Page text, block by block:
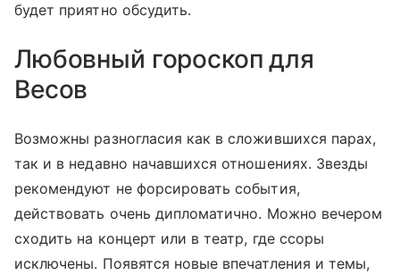
будет приятно обсудить.
Любовный гороскоп для
Весов
Возможны разногласия как в сложившихся парах,
так и в недавно начавшихся отношениях. Звезды
рекомендуют не форсировать события,
действовать очень дипломатично. Можно вечером
сходить на концерт или в театр, где ссоры
исключены. Появятся новые впечатления и темы,